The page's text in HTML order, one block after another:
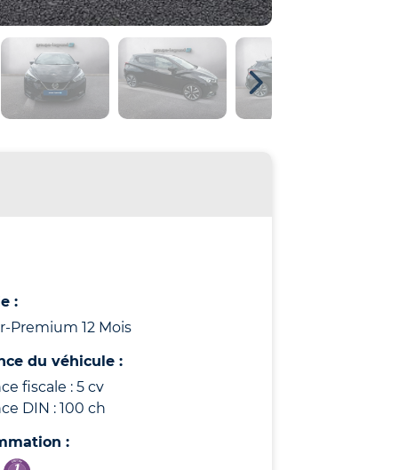
:
Premium 12 Mois
du véhicule :
fiscale : 5 cv
DIN : 100 ch
: